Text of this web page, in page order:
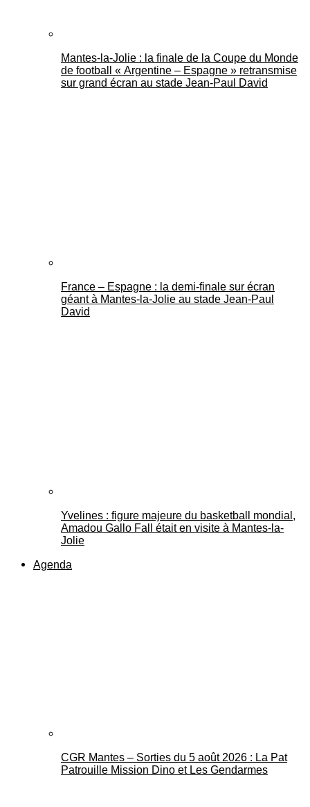
Mantes-la-Jolie : la finale de la Coupe du Monde
de football « Argentine – Espagne » retransmise
sur grand écran au stade Jean-Paul David
France – Espagne : la demi-finale sur écran
géant à Mantes-la-Jolie au stade Jean-Paul
David
Yvelines : figure majeure du basketball mondial,
Amadou Gallo Fall était en visite à Mantes-la-
Jolie
Agenda
CGR Mantes – Sorties du 5 août 2026 : La Pat
Patrouille Mission Dino et Les Gendarmes